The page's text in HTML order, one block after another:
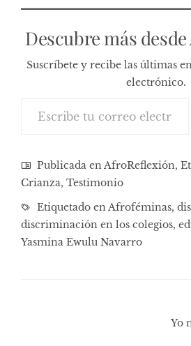
Descubre más
Suscríbete y recibe las últimas
electrónico.
Publicada enAfroReflexión,
Crianza, Testimonio
Etiquetado enAfroféminas,
discriminación en los colegios,
Yasmina Ewulu Navarro
Yo